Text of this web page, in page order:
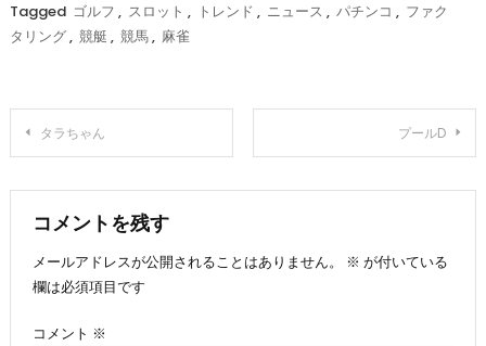
Tagged ゴルフ , スロット , トレンド , ニュース , パチンコ , ファク
タリング, 競艇 , 競馬, 麻雀
投
稿
ナ
ビ
ゲ
タラちゃん プールD
コメントを残す
メールアドレスが公開されることはありません。
※ が付いている
欄は必須項目です
コメント ※